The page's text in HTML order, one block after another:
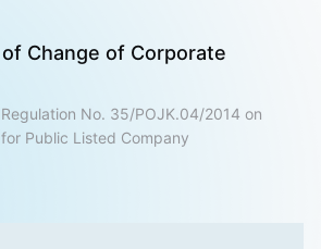
Change of Corporate
No. 35/POJK.04/2014 on
Public Listed Company